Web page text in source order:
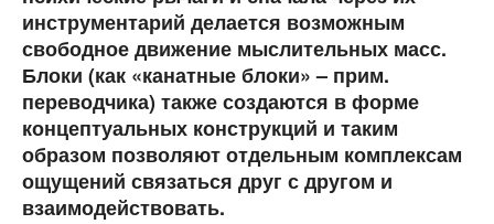
инструментарий делается возможным
свободное движение мыслительных масс.
Блоки (как «канатные блоки» – прим.
переводчика) также создаются в форме
концептуальных конструкций и таким
образом позволяют отдельным комплексам
ощущений связаться друг с другом и
взаимодействовать.